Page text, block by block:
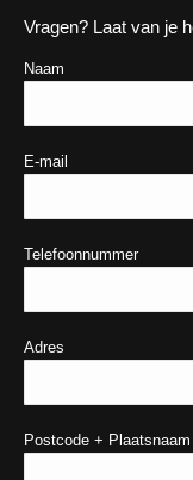
Vragen? Laat van je
Naam
E-mail
Telefoonnummer
Adres
Postcode + Plaatsnaam